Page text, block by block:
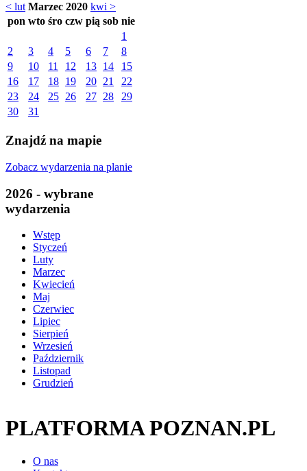
< lut Marzec 2020 kwi >
pon wto śro czw pią sob nie
1
2
3 4 5 6 7
8
9
10 11 12 13 14
15
16
17 18 19 20 21
22
23
24 25 26 27 28
29
30
31
Znajdź na mapie
Zobacz wydarzenia na planie
2026 - wybrane
wydarzenia
Wstęp
Styczeń
Luty
Marzec
Kwiecień
Maj
Czerwiec
Lipiec
Sierpień
Wrzesień
Październik
Listopad
Grudzień
PLATFORMA POZNAN.PL
O nas